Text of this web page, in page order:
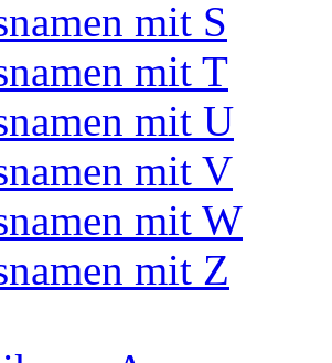
mit S
mit T
mit U
mit V
mit W
mit Z